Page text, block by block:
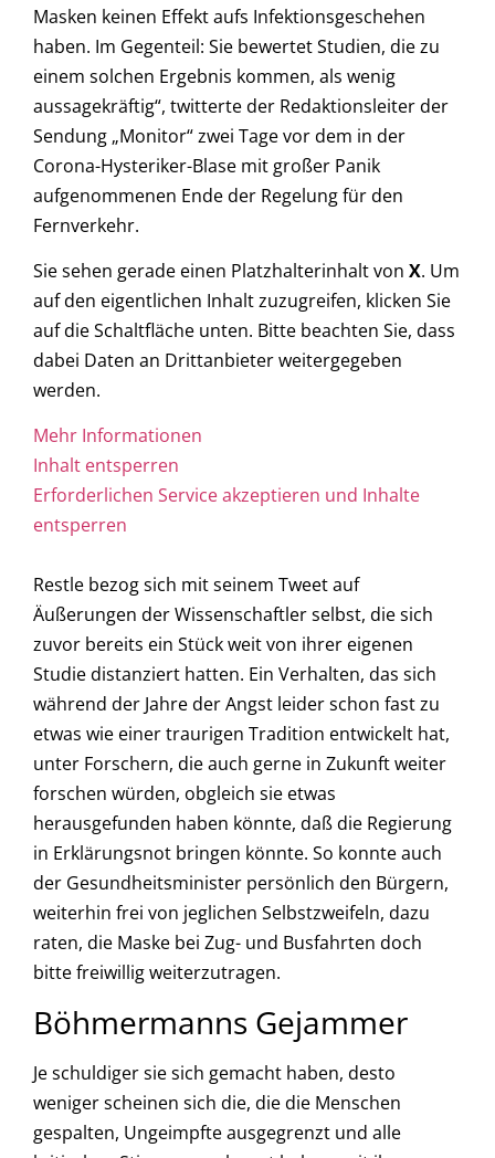
Masken keinen Effekt aufs Infektionsgeschehen
haben. Im Gegenteil: Sie bewertet Studien, die zu
einem solchen Ergebnis kommen, als wenig
aussagekräftig“, twitterte der Redaktionsleiter der
Sendung „Monitor“ zwei Tage vor dem in der
Corona-Hysteriker-Blase mit großer Panik
aufgenommenen Ende der Regelung für den
Fernverkehr.
Sie sehen gerade einen Platzhalterinhalt von X. Um
auf den eigentlichen Inhalt zuzugreifen, klicken Sie
auf die Schaltfläche unten. Bitte beachten Sie, dass
dabei Daten an Drittanbieter weitergegeben
werden.
Mehr Informationen
Inhalt entsperren
Erforderlichen Service akzeptieren und Inhalte
entsperren
Restle bezog sich mit seinem Tweet auf
Äußerungen der Wissenschaftler selbst, die sich
zuvor bereits ein Stück weit von ihrer eigenen
Studie distanziert hatten. Ein Verhalten, das sich
während der Jahre der Angst leider schon fast zu
etwas wie einer traurigen Tradition entwickelt hat,
unter Forschern, die auch gerne in Zukunft weiter
forschen würden, obgleich sie etwas
herausgefunden haben könnte, daß die Regierung
in Erklärungsnot bringen könnte. So konnte auch
der Gesundheitsminister persönlich den Bürgern,
weiterhin frei von jeglichen Selbstzweifeln, dazu
raten, die Maske bei Zug- und Busfahrten doch
bitte freiwillig weiterzutragen.
Böhmermanns Gejammer
Je schuldiger sie sich gemacht haben, desto
weniger scheinen sich die, die die Menschen
gespalten, Ungeimpfte ausgegrenzt und alle